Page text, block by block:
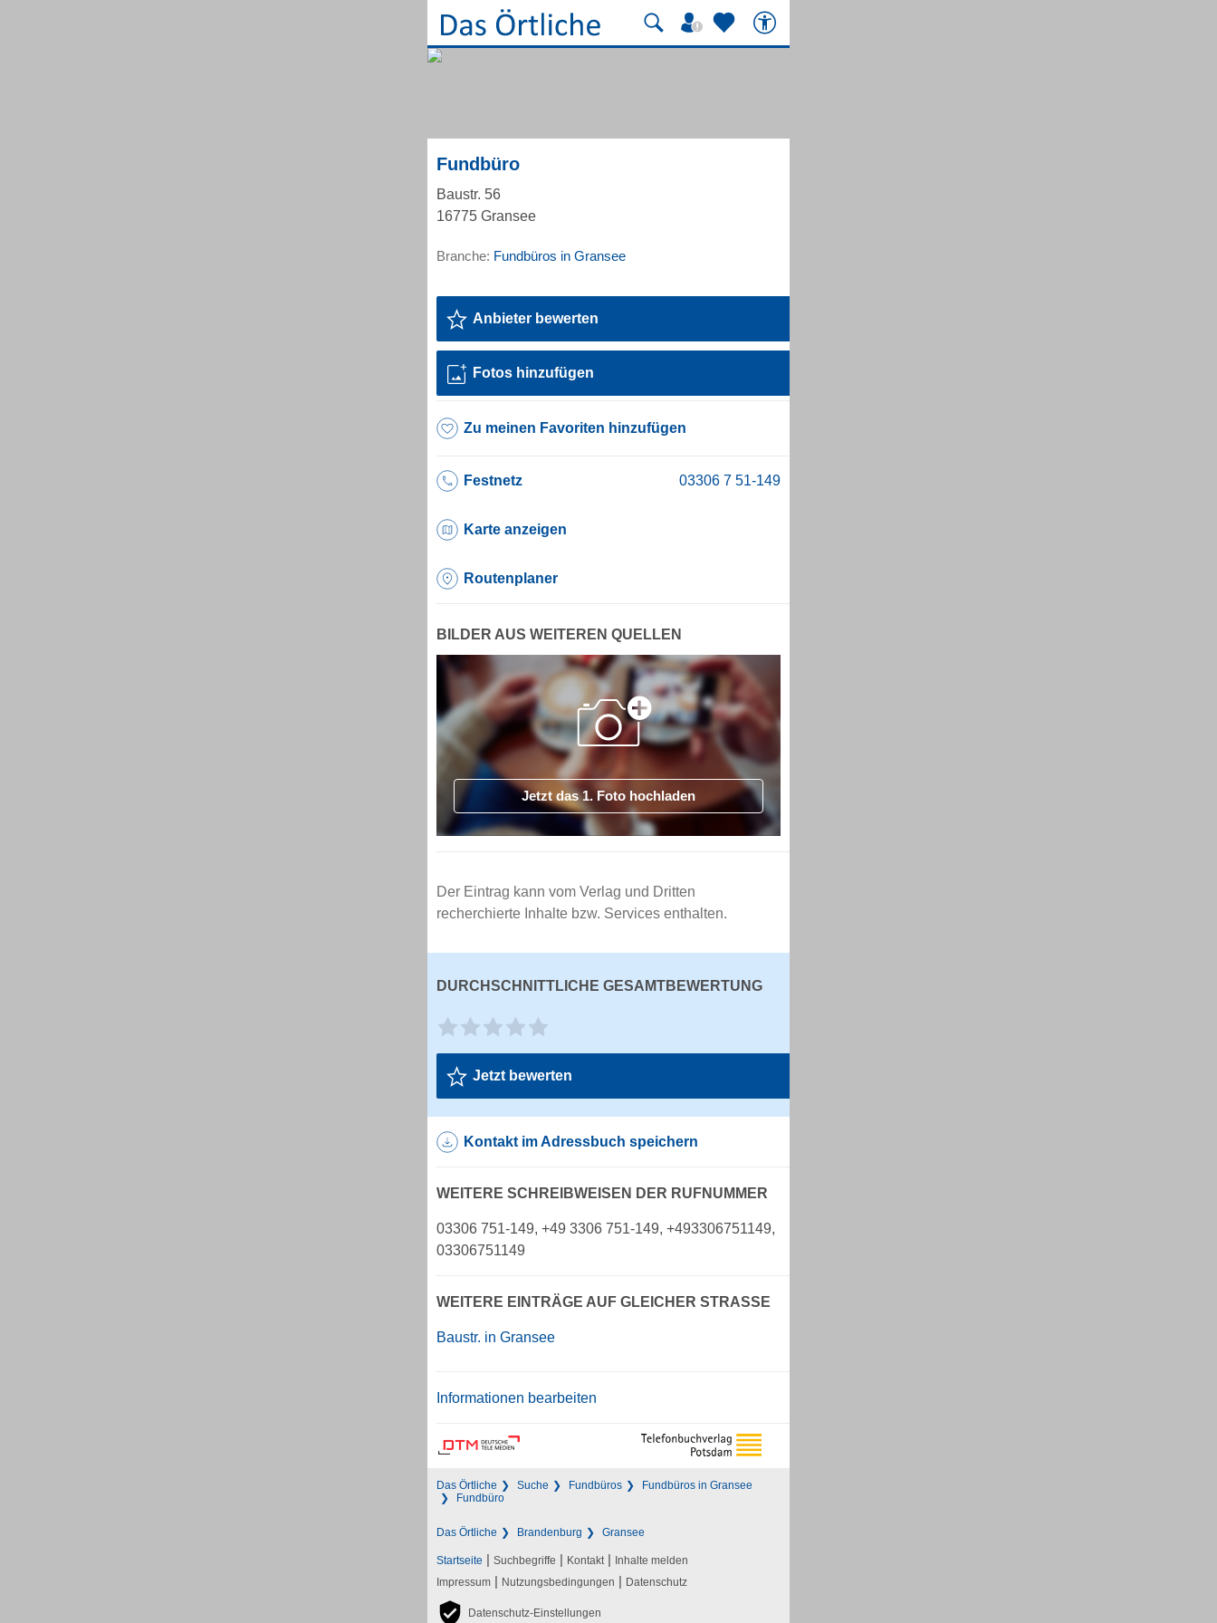
Fundbüro
Baustr. 56
16775 Gransee
Branche: Fundbüros in Gransee
Anbieter bewerten
Fotos hinzufügen
Zu meinen Favoriten hinzufügen
Festnetz
Karte anzeigen
Routenplaner
BILDER AUS WEITEREN QUELLEN
Jetzt das 1. Foto hochladen
Der Eintrag kann vom Verlag und Dritten
recherchierte Inhalte bzw. Services enthalten.
DURCHSCHNITTLICHE GESAMTBEWERTUNG
Jetzt bewerten
Kontakt im Adressbuch speichern
WEITERE SCHREIBWEISEN DER RUFNUMMER
03306 751-149, +49 3306 751-149, +493306751149,
03306751149
WEITERE EINTRÄGE AUF GLEICHER STRASSE
Baustr. in Gransee
Informationen bearbeiten
Das Örtliche Suche Fundbüros
Fundbüros in Gransee
Fundbüro
Das Örtliche Brandenburg Gransee
Startseite | Suchbegriffe | Kontakt | Inhalte melden
Impressum | Nutzungsbedingungen | Datenschutz
Datenschutz-Einstellungen